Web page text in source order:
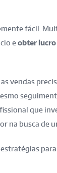
fácil.
eobter lucro
vendas
que
na busca de